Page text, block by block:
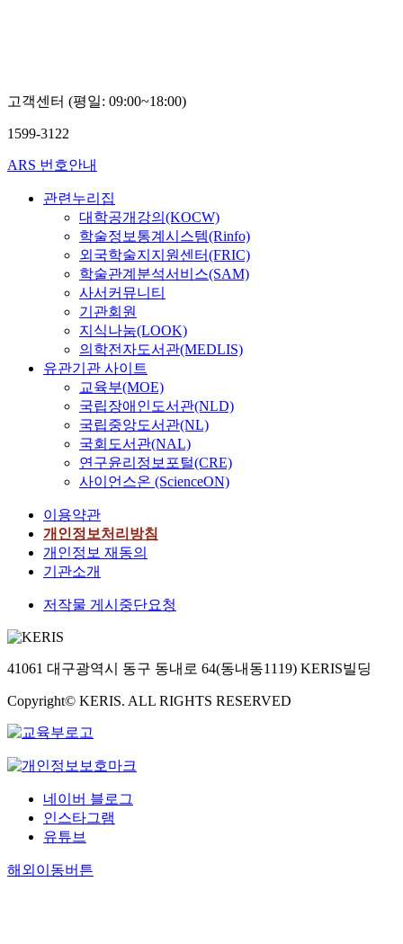
고객센터 (평일: 09:00~18:00)
1599-3122
ARS 번호안내
관련누리집
대학공개강의(KOCW)
학술정보통계시스템(Rinfo)
외국학술지지원센터(FRIC)
학술관계분석서비스(SAM)
사서커뮤니티
기관회원
지식나눔(LOOK)
의학전자도서관(MEDLIS)
유관기관 사이트
교육부(MOE)
국립장애인도서관(NLD)
국립중앙도서관(NL)
국회도서관(NAL)
연구윤리정보포털(CRE)
사이언스온 (ScienceON)
이용약관
개인정보처리방침
개인정보 재동의
기관소개
저작물 게시중단요청
41061 대구광역시 동구 동내로 64(동내동1119) KERIS빌딩
Copyright© KERIS. ALL RIGHTS RESERVED
네이버 블로그
인스타그램
유튜브
해외이동버튼